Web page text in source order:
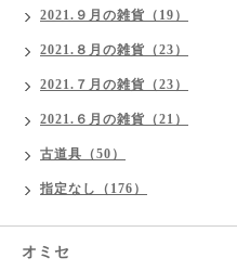
2021.９月の雑貨（19）
2021.８月の雑貨（23）
2021.７月の雑貨（23）
2021.６月の雑貨（21）
古道具（50）
指定なし（176）
オミセ